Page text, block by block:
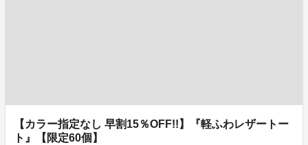
【カラー指定なし 早割15％OFF!!】『軽ふわレザートー
ト』【限定60個】